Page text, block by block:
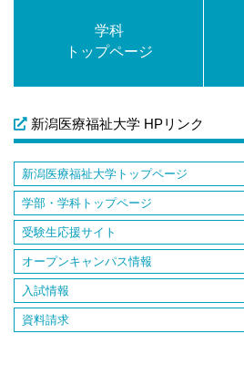
学科
トップページ
新潟医療福祉大学 HPリンク
新潟医療福祉大学トップページ
学部・学科トップページ
受験生応援サイト
オープンキャンパス情報
入試情報
資料請求